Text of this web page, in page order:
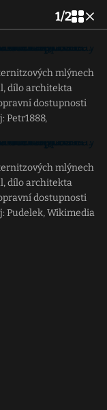
1/2
mlýnech
dílo architekta
dostupnosti
Petr1888,
mlýnech
dílo architekta
dostupnosti
Pudelek, Wikimedia